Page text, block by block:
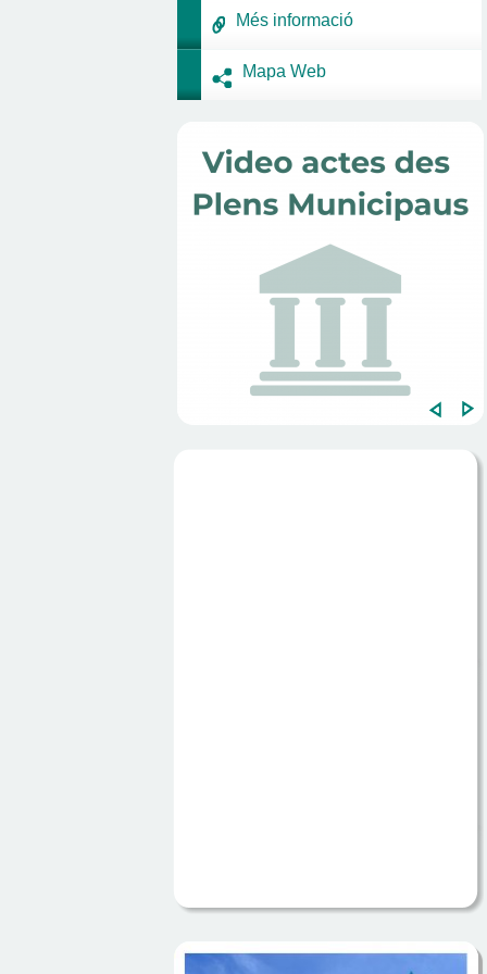
Més informació
Mapa Web